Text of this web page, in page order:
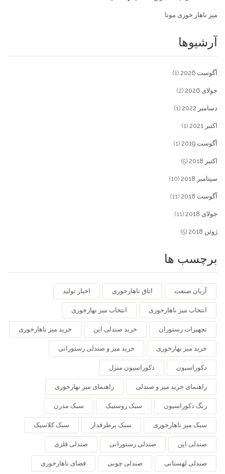
میز ناهار خوری مونا
آرشیوها
آگوست 2026 (1)
جولای 2026 (2)
دسامبر 2022 (1)
اکتبر 2021 (1)
آگوست 2019 (1)
اکتبر 2018 (5)
سپتامبر 2018 (10)
آگوست 2018 (11)
جولای 2018 (11)
ژوئن 2018 (5)
برچسب ها
آریان صنعت اتاق ناهارخوری اخبار تولید
انتخاب میز ناهارخوری انتخاب میز نهارخوری
تجهیزات رستوران خرید صندلی اپن خرید میز ناهارخوری
خرید میز نهارخوری خرید میز و صندلی رستورانی
دکوراسیون دکوراسیون منزل
راهنمای خرید میز و صندلی راهنمای میز نهارخوری
رنگ دکوراسیون سبک روستیک سبک مدرن
سبک میز ناهارخوری سبک پرطرفدار سبک کلاسیک
صندلی اپن صندلی رستورانی صندلی فلزی
صندلی لهستانی صندلی چوبی فضای ناهارخوری